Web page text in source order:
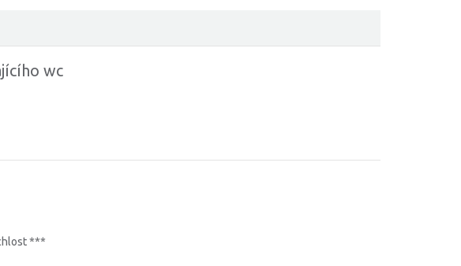
wc
***